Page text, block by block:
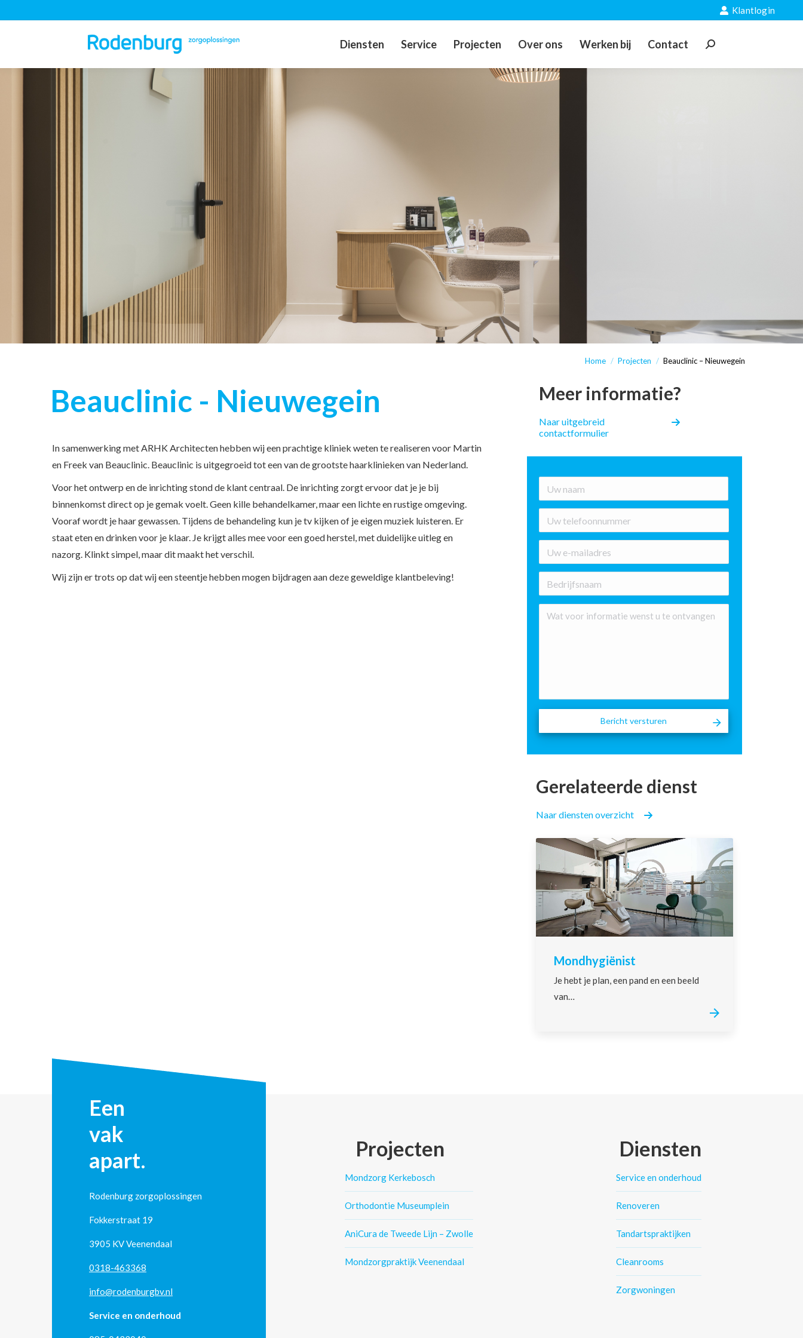
Klantlogin
Diensten Service Projecten Over ons Werken bij Contact Zoeken:
Home Projecten Beauclinic – Nieuwegein
Beauclinic - Nieuwegein
In samenwerking met ARHK Architecten hebben wij een prachtige kliniek weten te realiseren voor Martin
en Freek van Beauclinic. Beauclinic is uitgegroeid tot een van de grootste haarklinieken van Nederland.
Voor het ontwerp en de inrichting stond de klant centraal. De inrichting zorgt ervoor dat je je bij
binnenkomst direct op je gemak voelt. Geen kille behandelkamer, maar een lichte en rustige omgeving.
Vooraf wordt je haar gewassen. Tijdens de behandeling kun je tv kijken of je eigen muziek luisteren. Er
staat eten en drinken voor je klaar. Je krijgt alles mee voor een goed herstel, met duidelijke uitleg en
nazorg. Klinkt simpel, maar dit maakt het verschil.
Wij zijn er trots op dat wij een steentje hebben mogen bijdragen aan deze geweldige klantbeleving!
Meer informatie?
Naar uitgebreid
contactformulier
*
Nummer *
E-
mailadres *
Bedrijfsnaam
Wat
voor
Gerelateerde dienst
Naar diensten overzicht
Mondhygiënist
Je hebt je plan, een pand en een beeld
van…
Een
vak
apart.
Rodenburg zorgoplossingen
Fokkerstraat 19
3905 KV Veenendaal
0318-463368
info@rodenburgbv.nl
Service en onderhoud
Projecten
Mondzorg Kerkebosch
Orthodontie Museumplein
AniCura de Tweede Lijn – Zwolle
Mondzorgpraktijk Veenendaal
Diensten
Service en onderhoud
Renoveren
Tandartspraktijken
Cleanrooms
Zorgwoningen